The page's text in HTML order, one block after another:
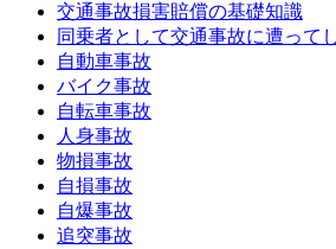
交通事故損害賠償の基礎知識
同乗者として交通事故に遭って
自動車事故
バイク事故
自転車事故
人身事故
物損事故
自損事故
自爆事故
追突事故